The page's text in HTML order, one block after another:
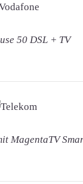
50 DSL + TV
MagentaTV